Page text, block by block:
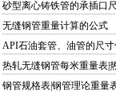
砂型离心铸铁管的承插口
无缝钢管重量计算的公式
API石油套管、油管的尺寸
热轧无缝钢管每米重量表|
钢管规格表|钢管理论重量